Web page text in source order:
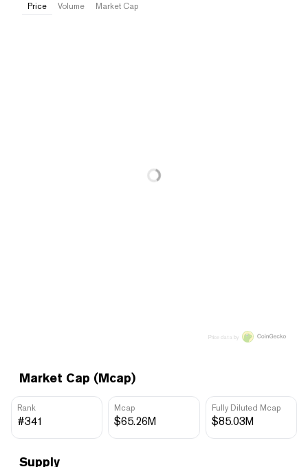
Market Cap (Mcap)
Rank
#341
Mcap
$65.26M
Fully Diluted Mcap
$85.03M
Supply
Price Volume Market Cap
Price data by